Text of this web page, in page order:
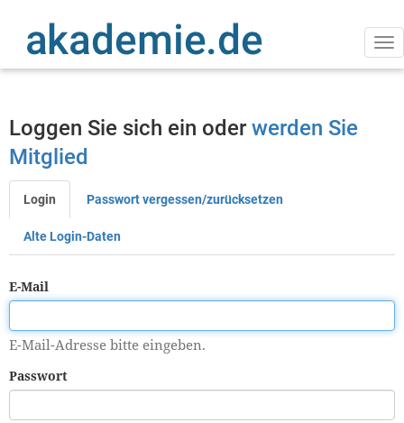
Inhalt
Loggen Sie sich ein oder werden Sie
Mitglied
Primäre
Reiter
Login Passwort vergessen/zurücksetzen
Alte Login-Daten
E-Mail
E-Mail-Adresse bitte eingeben.
Passwort